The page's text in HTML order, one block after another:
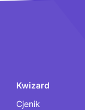
Kwizard
Cjenik